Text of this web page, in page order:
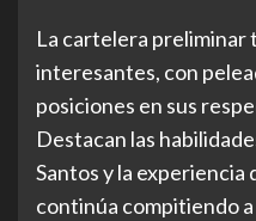
La cartelera
interesantes, con
posiciones en sus
Destacan las
Santos y la experiencia
continúa compitiendo